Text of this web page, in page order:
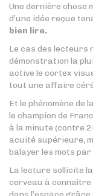
Une dernière chose
d’une idée reçue
bien lire.
Le cas des lecteurs
démonstration la
active le cortex
tout une affaire
Et le phénomène de
le champion de
à la minute (contre
acuité supérieure,
balayer les mots
La lecture sollicite
cerveau à